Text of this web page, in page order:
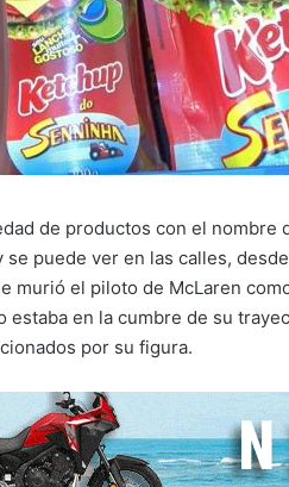
de productos con el nombre
puede ver en las calles,
murió el piloto de McLaren
estaba en la cumbre de su
por su figura.